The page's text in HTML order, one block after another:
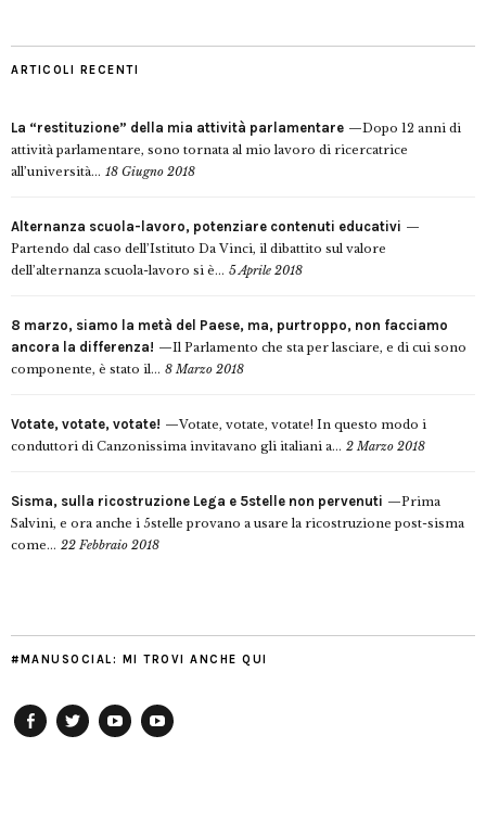
ARTICOLI RECENTI
La “restituzione” della mia attività parlamentare
Dopo 12 anni di
attività parlamentare, sono tornata al mio lavoro di ricercatrice
all’università... 18 Giugno 2018
Alternanza scuola-lavoro, potenziare contenuti educativi
Partendo dal caso dell’Istituto Da Vinci, il dibattito sul valore
dell’alternanza scuola-lavoro si è... 5 Aprile 2018
8 marzo, siamo la metà del Paese, ma, purtroppo, non facciamo
ancora la differenza!
Il Parlamento che sta per lasciare, e di cui sono
componente, è stato il... 8 Marzo 2018
Votate, votate, votate!
Votate, votate, votate! In questo modo i
conduttori di Canzonissima invitavano gli italiani a... 2 Marzo 2018
Sisma, sulla ricostruzione Lega e 5stelle non pervenuti
Prima
Salvini, e ora anche i 5stelle provano a usare la ricostruzione post-sisma
come... 22 Febbraio 2018
#MANUSOCIAL: MI TROVI ANCHE QUI